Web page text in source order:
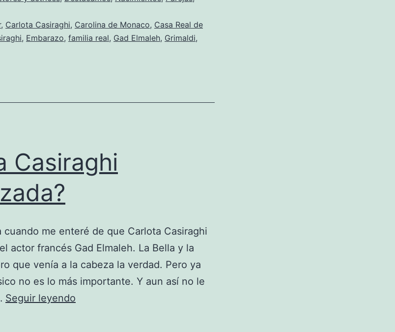
ya
son
, Carlota Casiraghi, Carolina de Monaco, Casa Real de
, Embarazo, familia real, Gad Elmaleh, Grimaldi,
Casiraghi
cuando me enteré de que Carlota Casiraghi
actor francés Gad Elmaleh. La Bella y la
que venía a la cabeza la verdad. Pero ya
no es lo más importante. Y aun así no le
Seguir leyendo